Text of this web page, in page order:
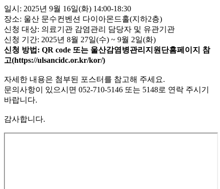
일시: 2025년 9월 16일(화) 14:00-18:30
장소: 울산 문수컨벤션 다이아몬드홀(지하2층)
신청 대상: 의료기관 감염관리 담당자 및 유관기관
신청 기간: 2025년 8월 27일(수) ~ 9월 2일(화)
신청 방법: QR code 또는 울산감염병관리지원단홈페이지 참
고(https://ulsancidc.or.kr/kor/)
자세한 내용은 첨부된 포스터를 참고해 주세요.
문의사항이 있으시면 052-710-5146 또는 5148로 연락 주시기
바랍니다.
감사합니다.